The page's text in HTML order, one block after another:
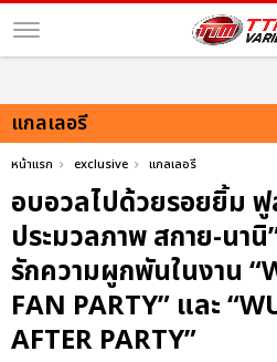
แกลเลอรี
หน้าแรก exclusive แกลเลอรี
อบอวลไปด้วยรอยยิ้ม
ประมวลภาพ สกาย-นา
รักความผูกพันในงาน
FAN PARTY” และ
AFTER PARTY”